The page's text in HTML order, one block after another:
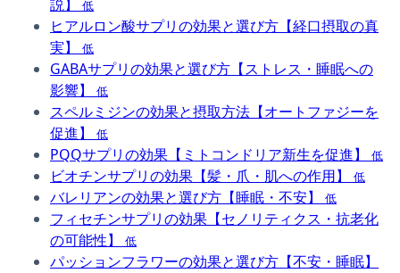
説】
低
ヒアルロン酸サプリの効果と選び方【経口摂取の真
実】
低
GABAサプリの効果と選び方【ストレス・睡眠への
影響】
低
スペルミジンの効果と摂取方法【オートファジーを
促進】
低
PQQサプリの効果【ミトコンドリア新生を促進】 低
ビオチンサプリの効果【髪・爪・肌への作用】 低
バレリアンの効果と選び方【睡眠・不安】 低
フィセチンサプリの効果【セノリティクス・抗老化
の可能性】
低
パッションフラワーの効果と選び方【不安・睡眠】